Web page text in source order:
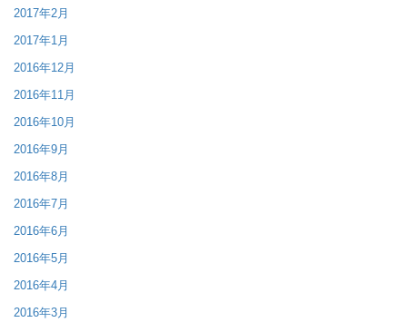
2017年2月
2017年1月
2016年12月
2016年11月
2016年10月
2016年9月
2016年8月
2016年7月
2016年6月
2016年5月
2016年4月
2016年3月